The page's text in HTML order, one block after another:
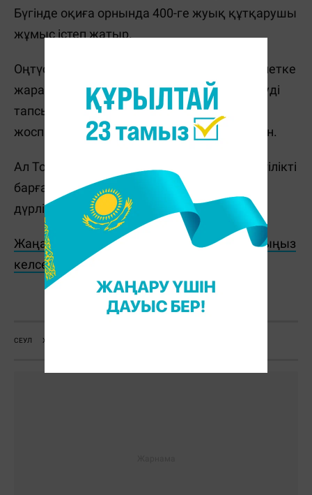
Бүгінде оқиға орнында 400-ге жуық құтқарушы
жұмыс істеп жатыр.
Оңтүстік Корея президенті Юн Сок Ель үкіметке
жарақаттанғандарға жедел көмек көрсетуді
тапсырды. Сеул мэрі О Се Хун Еуропаға
жоспарланған кездесуінен Кореяға оралған.
Ал Toronto Star мәліметінше, адамдар жергілікті
барға елдегі танымал адам келгенін естіп,
дүрлігіп, қысылыса бастаған.
Жаңалықтарды бәрінен бұрын біліп отырғыңыз
келсе, Telegram-арнамызға жазылыңыз!
С. Сатыбалдина
СЕУЛ ХЭЛЛОУИН